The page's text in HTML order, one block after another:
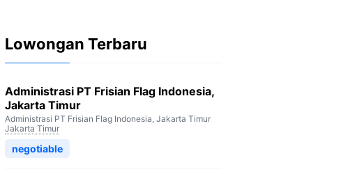
Lowongan Terbaru
Administrasi PT Frisian Flag Indonesia,
Jakarta Timur
Administrasi PT Frisian Flag Indonesia, Jakarta Timur
Jakarta Timur
negotiable